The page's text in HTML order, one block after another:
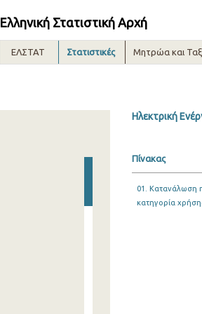
Ελληνική Στατιστική Αρχή
ΕΛΣΤΑΤ Στατιστικές Μητρώα και
Ηλεκτρική
Πίνακας
01. Κατανάλωση
κατηγορία